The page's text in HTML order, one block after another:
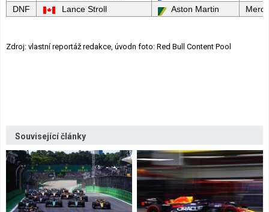
DNF
Lance Stroll Aston Martin
Zdroj: vlastní reportáž redakce, úvodn foto: Red Bull Content Pool
Související články